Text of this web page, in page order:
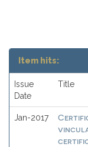
Item hits:
Issue
Date
Title
Jan-2017